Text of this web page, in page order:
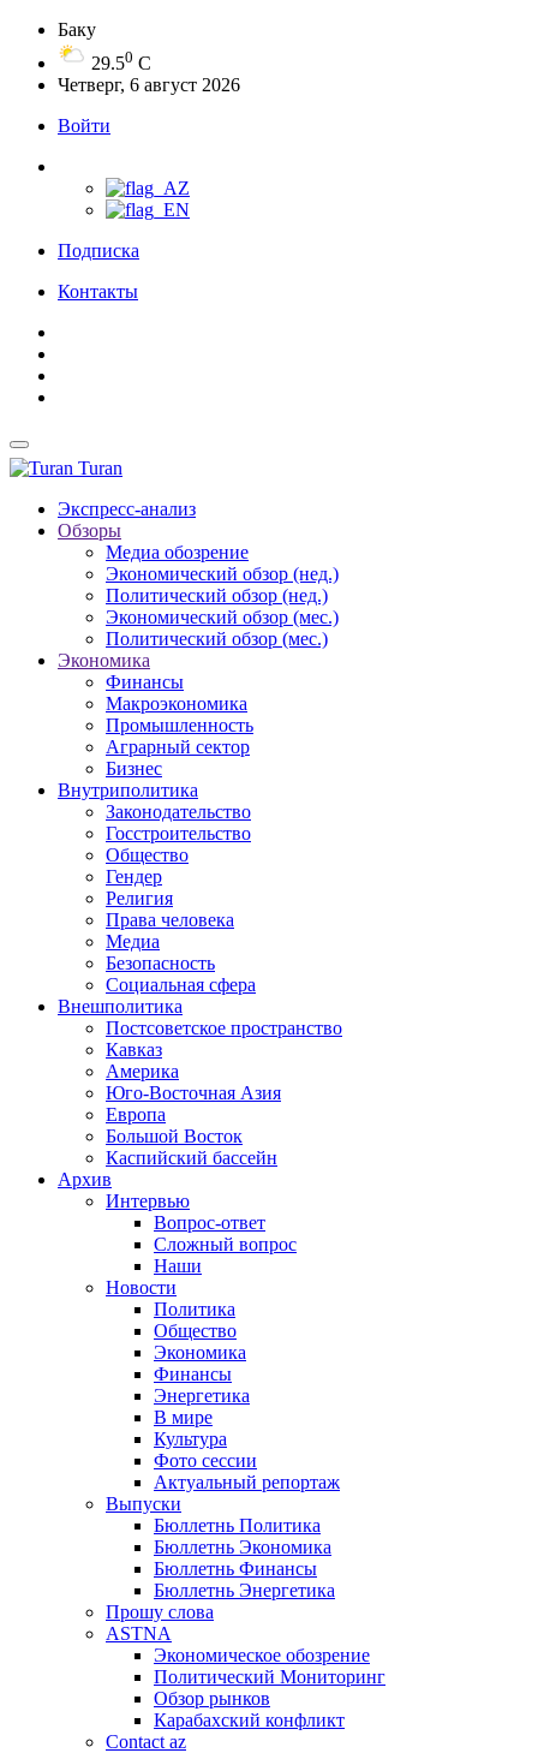
Баку
29.50 C
Четверг, 6 август 2026
Войти
Подписка
Контакты
Turan
Экспресс-анализ
Обзоры
Медиа обозрение
Экономический обзор (нед.)
Политический обзор (нед.)
Экономический обзор (мес.)
Политический обзор (мес.)
Экономика
Финансы
Макроэкономика
Промышленность
Аграрный сектор
Бизнес
Внутриполитика
Законодательство
Госстроительство
Общество
Гендер
Религия
Права человека
Медиа
Безопасность
Социальная сфера
Внешполитика
Постсоветское пространство
Кавказ
Америка
Юго-Восточная Азия
Европа
Большой Восток
Каспийский бассейн
Архив
Интервью
Вопрос-ответ
Сложный вопрос
Наши
Новости
Политика
Общество
Экономика
Финансы
Энергетика
В мире
Культура
Фото сессии
Актуальный репортаж
Выпуски
Бюллетнь Политика
Бюллетнь Экономика
Бюллетнь Финансы
Бюллетнь Энергетика
Прошу слова
ASTNA
Экономическое обозрение
Политический Мониторинг
Обзор рынков
Карабахский конфликт
Contact az